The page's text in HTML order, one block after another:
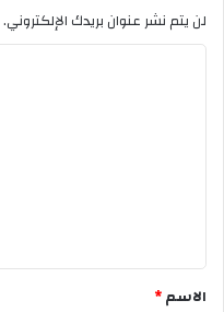
لن يتم نشر عنوان بريدك الإلكتروني.
*
الاسم*